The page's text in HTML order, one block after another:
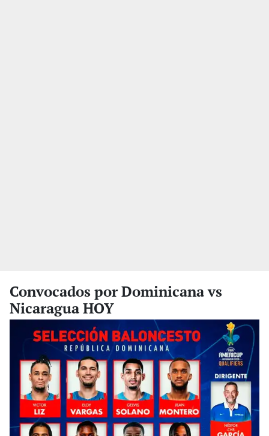
Convocados por Dominicana vs
Nicaragua HOY